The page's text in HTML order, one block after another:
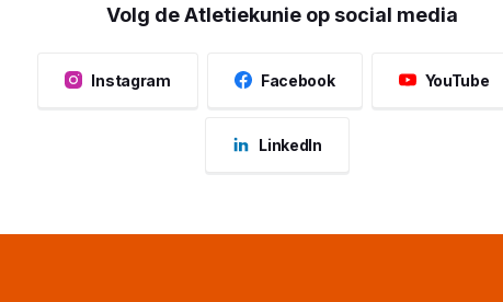
Volg de Atletiekunie op social media
Instagram Facebook YouTube
LinkedIn